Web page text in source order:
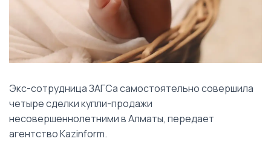
Экс-сотрудница ЗАГСа самостоятельно совершила
четыре сделки купли-продажи
несовершеннолетними в Алматы, передает
агентство Kazinform.